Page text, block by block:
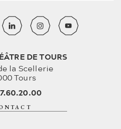
DE TOURS
la Scellerie
Tours